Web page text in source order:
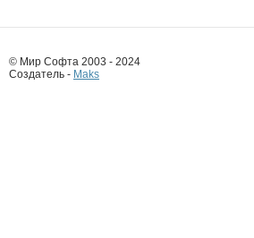
© Мир Софта 2003 - 2024
Создатель - Maks